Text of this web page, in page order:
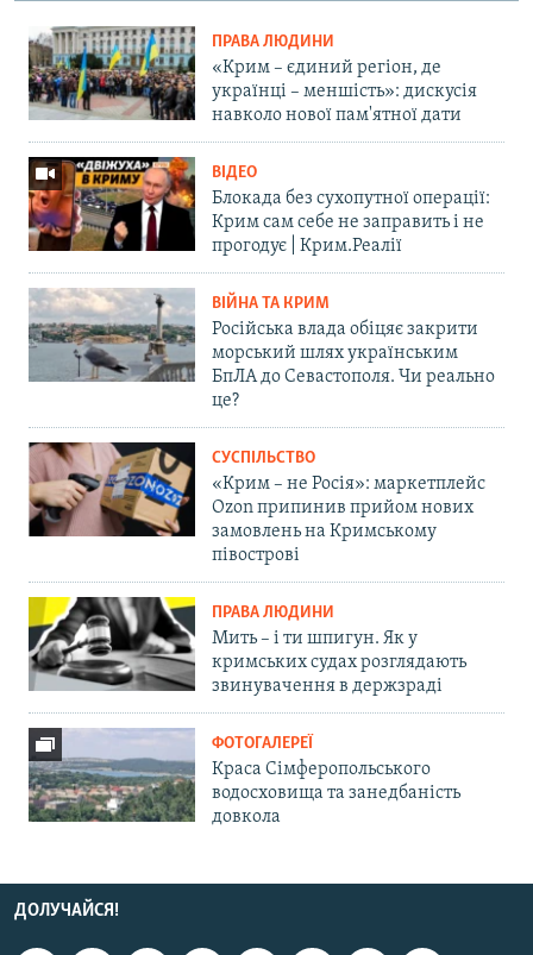
ПРАВА ЛЮДИНИ
«Крим – єдиний регіон, де
українці – меншість»: дискусія
навколо нової пам'ятної дати
ВІДЕО
Блокада без сухопутної операції:
Крим сам себе не заправить і не
прогодує | Крим.Реалії
ВІЙНА ТА КРИМ
Російська влада обіцяє закрити
морський шлях українським
БпЛА до Севастополя. Чи реально
це?
СУСПІЛЬСТВО
«Крим – не Росія»: маркетплейс
Ozon припинив прийом нових
замовлень на Кримському
півострові
ПРАВА ЛЮДИНИ
Мить – і ти шпигун. Як у
кримських судах розглядають
звинувачення в держзраді
ФОТОГАЛЕРЕЇ
Краса Сімферопольського
водосховища та занедбаність
довкола
ДОЛУЧАЙСЯ!